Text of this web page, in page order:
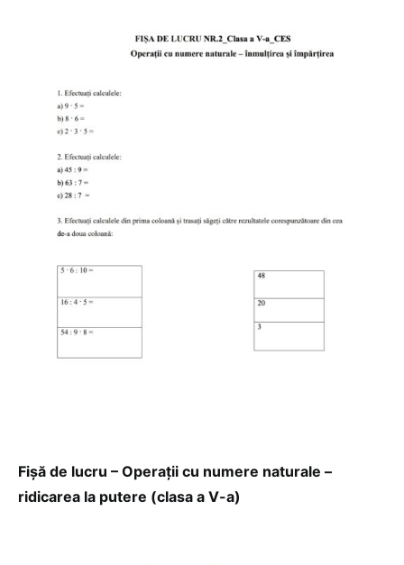
Fișă de lucru – Operații cu numere naturale –
ridicarea la putere (clasa a V-a)